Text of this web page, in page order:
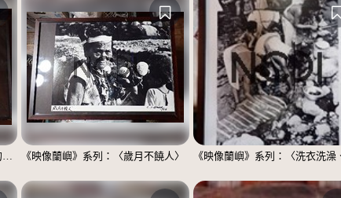
《映像蘭嶼》系列：〈佔用涼亭的男士們〉 《映像蘭嶼》系列：〈歲月不饒人〉